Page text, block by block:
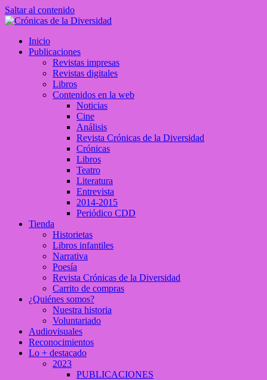
Saltar al contenido
Crónicas de la Diversidad
Plataforma de comunicaciones sobre temas de cultura LGTB+ peruana
Inicio
Publicaciones
Revistas impresas
Revistas digitales
Libros
Contenidos en la web
Noticias
Cine
Análisis
Revista Crónicas de la Diversidad
Crónicas
Libros
Teatro
Literatura
Entrevista
2014-2015
Periódico CDD
Tienda
Historietas
Libros infantiles
Narrativa
Poesía
Revista Crónicas de la Diversidad
Carrito de compras
¿Quiénes somos?
Nuestra historia
Voluntariado
Audiovisuales
Reconocimientos
Lo + destacado
2023
PUBLICACIONES